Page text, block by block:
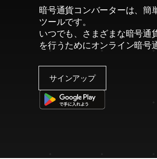
暗号通貨コンバーターは、簡
ツールです。
いつでも、さまざまな暗号通
を行うためにオンライン暗号
サインアップ